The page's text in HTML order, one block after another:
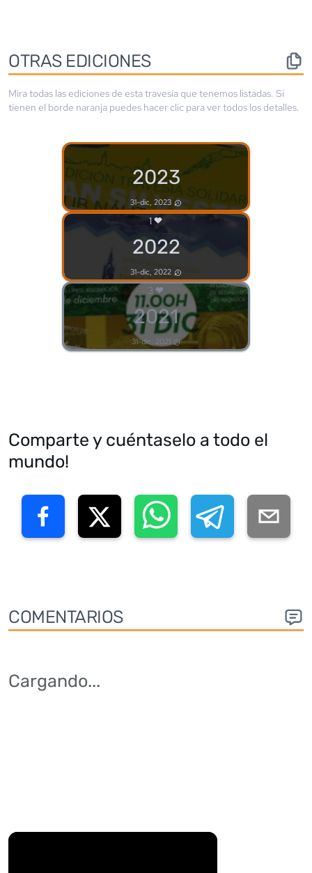
OTRAS EDICIONES
Mira todas las ediciones de esta travesía que tenemos listadas. Si
tienen el borde naranja puedes hacer clic para ver todos los detalles.
2023
31-dic, 2023
1
2022
31-dic, 2022
3
2021
31-dic, 2021
Comparte y cuéntaselo a todo el
mundo!
COMENTARIOS
Cargando...